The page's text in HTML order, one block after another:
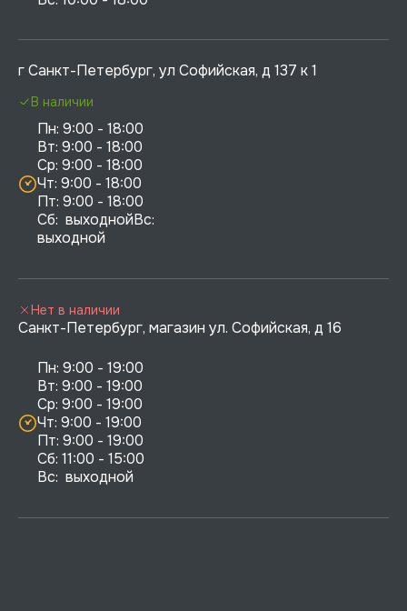
г Санкт-Петербург, ул Софийская, д 137 к 1
Пн: 9:00 - 18:00
Вт: 9:00 - 18:00
Ср: 9:00 - 18:00
Чт: 9:00 - 18:00
Пт: 9:00 - 18:00
Сб:  выходнойВс:
выходной
В наличии
Санкт-Петербург, магазин ул. Софийская, д 16
Пн: 9:00 - 19:00
Вт: 9:00 - 19:00
Ср: 9:00 - 19:00
Чт: 9:00 - 19:00
Пт: 9:00 - 19:00
Сб: 11:00 - 15:00
Вс:  выходной
Нет в наличии